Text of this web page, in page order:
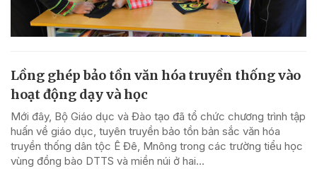
Lồng ghép bảo tồn văn hóa truyền thống vào
hoạt động dạy và học
Mới đây, Bộ Giáo dục và Đào tạo đã tổ chức chương trình tập
huấn về giáo dục, tuyên truyền bảo tồn bản sắc văn hóa
truyền thống dân tộc Ê Đê, Mnông trong các trường tiểu học
vùng đồng bào DTTS và miền núi ở hai...